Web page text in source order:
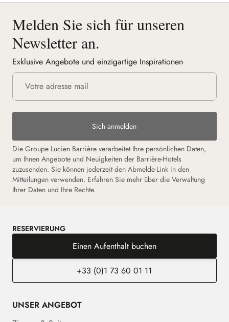
Melden Sie sich für unseren
Newsletter an.
Exklusive Angebote und einzigartige Inspirationen
Sich anmelden
Die Groupe Lucien Barrière verarbeitet Ihre persönlichen Daten,
um Ihnen Angebote und Neuigkeiten der Barrière-Hotels
zuzusenden. Sie können jederzeit den Abmelde-Link in den
Mitteilungen verwenden. Erfahren Sie mehr über die Verwaltung
Ihrer Daten und Ihre Rechte.
RESERVIERUNG
Einen Aufenthalt buchen
+33 (0)1 73 60 01 11
UNSER ANGEBOT